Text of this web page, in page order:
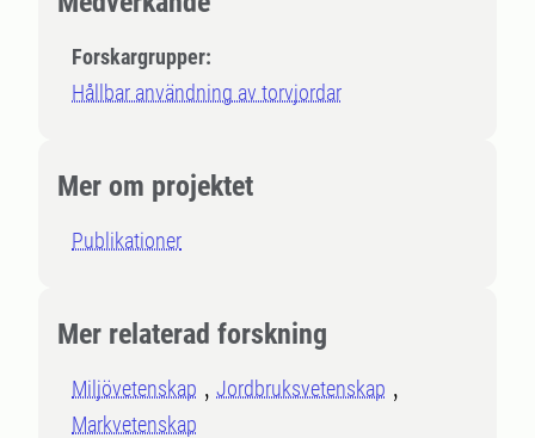
Forskargrupper:
Hållbar användning av torvjordar
Mer om projektet
Publikationer
Mer relaterad forskning
Miljövetenskap
Jordbruksvetenskap
Markvetenskap